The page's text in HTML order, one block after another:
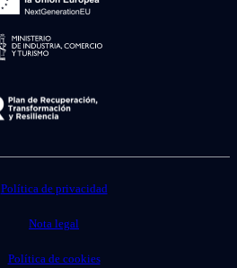
Política de privacidad
Nota legal
Política de cookies